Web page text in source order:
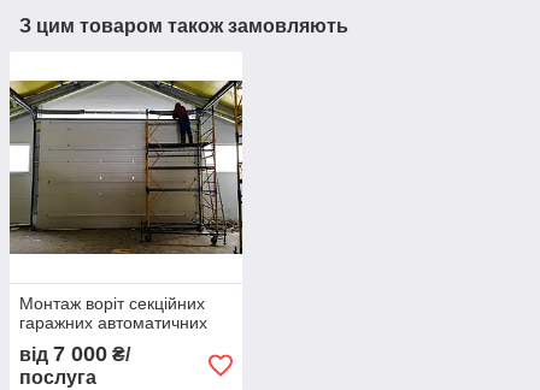
З цим товаром також замовляють
Монтаж воріт секційних
гаражних автоматичних
від 7 000 ₴/
послуга